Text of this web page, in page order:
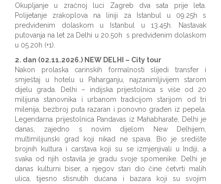
Okupljanje u zračnoj luci Zagreb dva sata prije leta.
Polijetanje zrakoplova na liniji za Istanbul u 09.25h s
predviđenim dolaskom u Istanbul u 13.45h. Nastavak
putovanja na let za Delhi u 20.50h s predviđenim dolaskom
u 05.20h (+1).
2. dan (02.11.2026.) NEW DELHI – City tour
Nakon prolaska carinskih formalnosti slijedi transfer i
smještaj u hotelu u Paharganju, najzanimljivijem starom
dijelu grada. Delhi – indijska prijestolnica s više od 20
milijuna stanovnika i urbanom tradicijom starijom od tri
milenija, bezbroj puta razaran i ponovno građen iz pepela.
Legendarna prijestolnica Pandavas iz Mahabharate, Delhi je
danas, zajedno s novim dijelom New Delhijem,
multimilijunski grad koji nikad ne spava. Bio je središte
brojnih kultura i carstava koji su se izmjenjivali u Indiji, a
svaka od njih ostavila je gradu svoje spomenike. Delhi je
danas kulturni biser, a njegov stari dio čine četvrti malih
ulica, tijesno stisnutih dućana i bazara koji su svojim